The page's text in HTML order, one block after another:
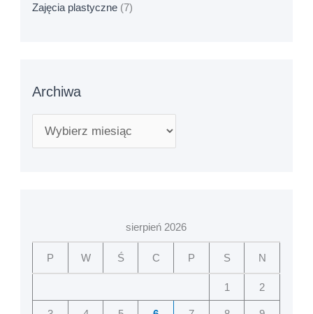
Zajęcia plastyczne (7)
Archiwa
sierpień 2026
P W Ś C P S N
1 2